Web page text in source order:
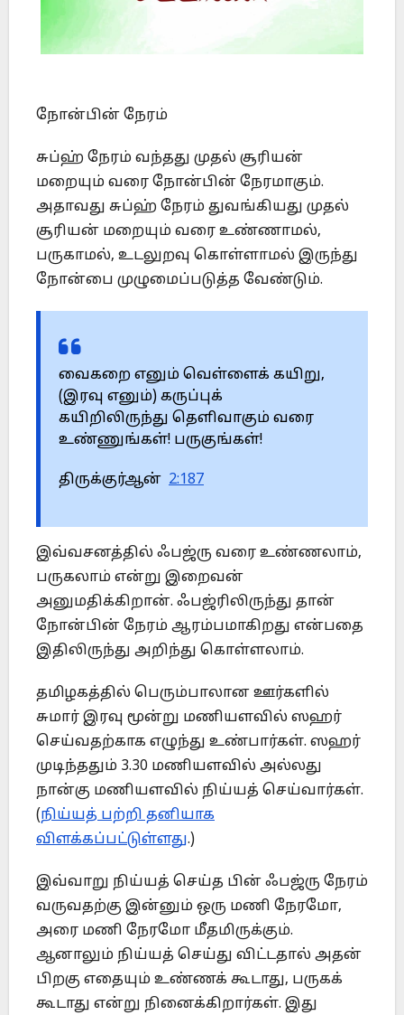
நோன்பின் நேரம்
சுப்ஹ் நேரம் வந்தது முதல் சூரியன்
மறையும் வரை நோன்பின் நேரமாகும்.
அதாவது சுப்ஹ் நேரம் துவங்கியது முதல்
சூரியன் மறையும் வரை உண்ணாமல்,
பருகாமல், உடலுறவு கொள்ளாமல் இருந்து
நோன்பை முழுமைப்படுத்த வேண்டும்.
வைகறை எனும் வெள்ளைக் கயிறு,
(இரவு எனும்) கருப்புக்
கயிறிலிருந்து தெளிவாகும் வரை
உண்ணுங்கள்! பருகுங்கள்!
திருக்குர்ஆன் 2:187
இவ்வசனத்தில் ஃபஜ்ரு வரை உண்ணலாம்,
பருகலாம் என்று இறைவன்
அனுமதிக்கிறான். ஃபஜ்ரிலிருந்து தான்
நோன்பின் நேரம் ஆரம்பமாகிறது என்பதை
இதிலிருந்து அறிந்து கொள்ளலாம்.
தமிழகத்தில் பெரும்பாலான ஊர்களில்
சுமார் இரவு மூன்று மணியளவில் ஸஹர்
செய்வதற்காக எழுந்து உண்பார்கள். ஸஹர்
முடிந்ததும் 3.30 மணியளவில் அல்லது
நான்கு மணியளவில் நிய்யத் செய்வார்கள்.
(நிய்யத் பற்றி தனியாக
விளக்கப்பட்டுள்ளது.)
இவ்வாறு நிய்யத் செய்த பின் ஃபஜ்ரு நேரம்
வருவதற்கு இன்னும் ஒரு மணி நேரமோ,
அரை மணி நேரமோ மீதமிருக்கும்.
ஆனாலும் நிய்யத் செய்து விட்டதால் அதன்
பிறகு எதையும் உண்ணக் கூடாது, பருகக்
கூடாது என்று நினைக்கிறார்கள். இது